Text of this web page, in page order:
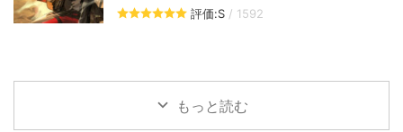
評価:S / 1592
もっと読む